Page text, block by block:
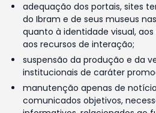
adequação dos portais, sites
do Ibram e de seus museus
quanto à identidade visual,
aos recursos de interação;
suspensão da produção e da
institucionais de caráter
manutenção apenas de
comunicados objetivos,